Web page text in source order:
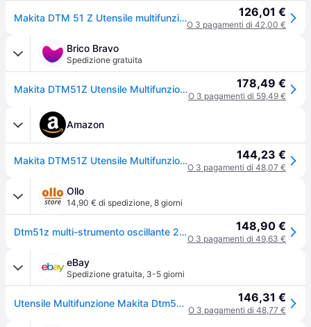
Makita DTM 51 Z Utensile multifunzione a batteria 18V - senza batteria, senza caricatore 126,01 €
O 3 pagamenti di 42,00 €
Brico Bravo
Spedizione gratuita
Makita DTM51Z Utensile Multifunzione a Batteria 18V Ioni di Litio 20000 opm Starlock Solo Corpo colore Blu 178,49 €
O 3 pagamenti di 59,49 €
Amazon
Makita DTM51Z Utensile Multifunzione Batteria 18V LXT Solo Corpo 144,23 €
O 3 pagamenti di 48,07 €
Ollo
14,90 € di spedizione, 8 giorni
Dtm51z multi-strumento oscillante 20000 opm nero, blu 148,90 €
O 3 pagamenti di 49,63 €
eBay
Spedizione gratuita, 3-5 giorni
Utensile Multifunzione Makita Dtm51z (solo Corpo) 146,31 €
O 3 pagamenti di 48,77 €